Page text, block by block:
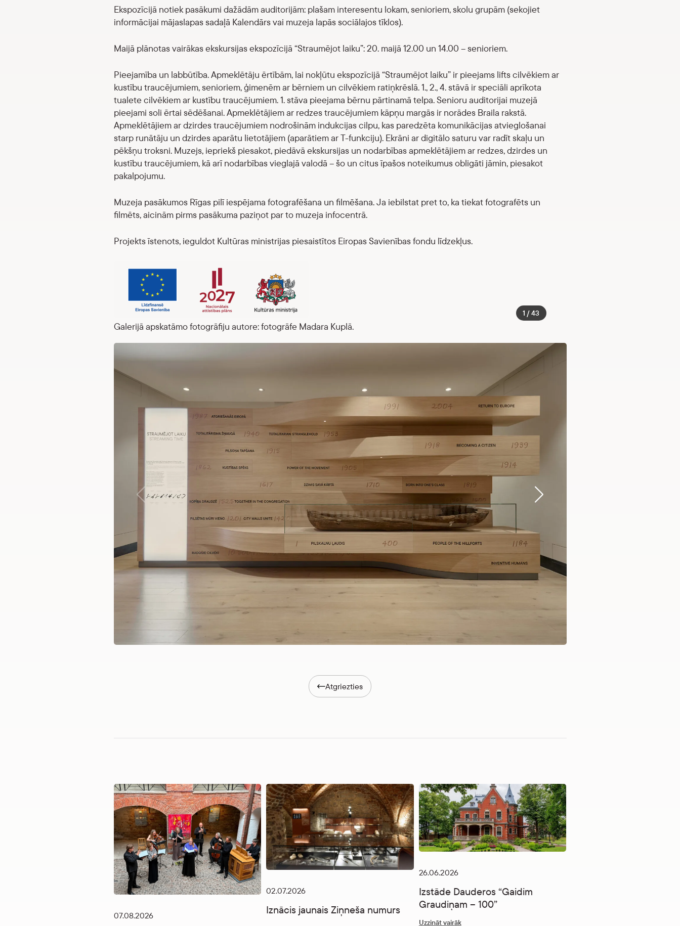
Ekspozīcijā notiek pasākumi dažādām auditorijām: plašam interesentu lokam, senioriem, skolu grupām (sekojiet
informācijai mājaslapas sadaļā Kalendārs vai muzeja lapās sociālajos tīklos).
Maijā plānotas vairākas ekskursijas ekspozīcijā “Straumējot laiku”: 20. maijā 12.00 un 14.00 – senioriem.
Pieejamība un labbūtība. Apmeklētāju ērtībām, lai nokļūtu ekspozīcijā “Straumējot laiku” ir pieejams lifts cilvēkiem ar
kustību traucējumiem, senioriem, ģimenēm ar bērniem un cilvēkiem ratiņkrēslā. 1., 2., 4. stāvā ir speciāli aprīkota
tualete cilvēkiem ar kustību traucējumiem. 1. stāva pieejama bērnu pārtinamā telpa. Senioru auditorijai muzejā
pieejami soli ērtai sēdēšanai. Apmeklētājiem ar redzes traucējumiem kāpņu margās ir norādes Braila rakstā.
Apmeklētājiem ar dzirdes traucējumiem nodrošinām indukcijas cilpu, kas paredzēta komunikācijas atvieglošanai
starp runātāju un dzirdes aparātu lietotājiem (aparātiem ar T-funkciju). Ekrāni ar digitālo saturu var radīt skaļu un
pēkšņu troksni. Muzejs, iepriekš piesakot, piedāvā ekskursijas un nodarbības apmeklētājiem ar redzes, dzirdes un
kustību traucējumiem, kā arī nodarbības vieglajā valodā – šo un citus īpašos noteikumus obligāti jāmin, piesakot
pakalpojumu.
Muzeja pasākumos Rīgas pilī iespējama fotografēšana un filmēšana. Ja iebilstat pret to, ka tiekat fotografēts un
filmēts, aicinām pirms pasākuma paziņot par to muzeja infocentrā.
Projekts īstenots, ieguldot Kultūras ministrijas piesaistītos Eiropas Savienības fondu līdzekļus.
Galerijā apskatāmo fotogrāfiju autore: fotogrāfe Madara Kuplā.
1 / 43
Atgriezties
07.08.2026
02.07.2026
Iznācis jaunais Ziņneša numurs
26.06.2026
Izstāde Dauderos “Gaidim
Graudiņam – 100”
Uzzināt vairāk